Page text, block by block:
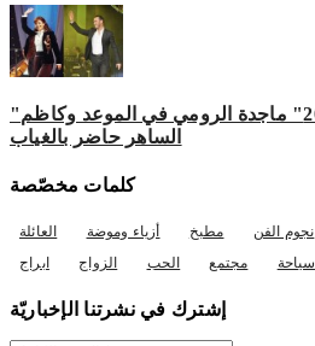
"مهرجان جرش 2026" ماجدة الرومي في الموعد وكاظم
الساهر حاضر بالغياب
كلمات مخصّصة
نجوم الفن مطبخ أزياء وموضة
العائلة
سياحة مجتمع الحب الزواج ابراج
إشترك في نشرتنا الإخباريّة